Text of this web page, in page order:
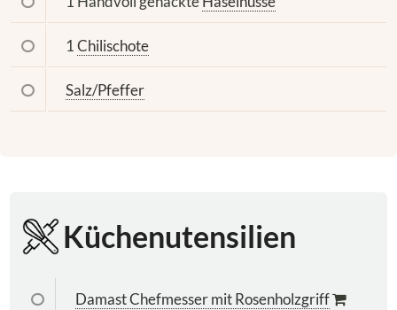
1Chilischote
Salz/Pfeffer
Küchenutensilien
Damast Chefmesser mit Rosenholzgriff